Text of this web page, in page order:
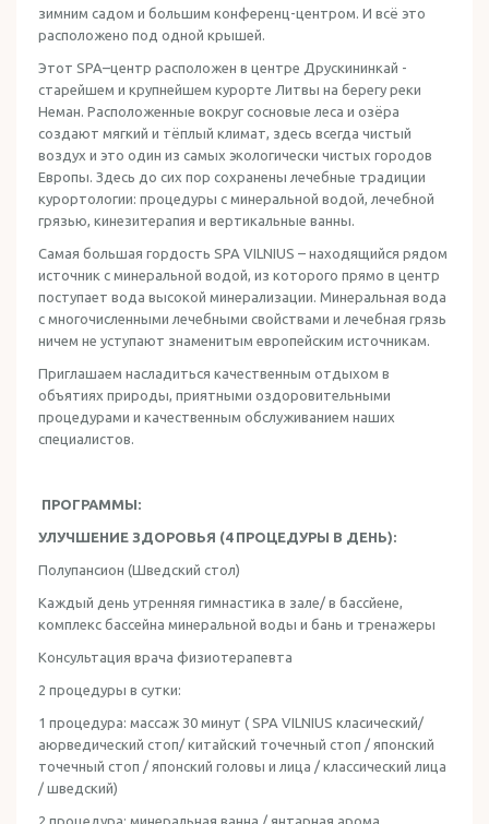
зимним садом и большим конференц-центром. И всё это
расположено под одной крышей.
Этот SPA–центр расположен в центре Друскининкай -
старейшем и крупнейшем курорте Литвы на берегу реки
Неман. Расположенные вокруг сосновые леса и озёра
создают мягкий и тёплый климат, здесь всегда чистый
воздух и это один из самых экологически чистых городов
Европы. Здесь до сих пор сохранены лечебные традиции
курортологии: процедуры с минеральной водой, лечебной
грязью, кинезитерапия и вертикальные ванны.
Самая большая гордость SPA VILNIUS – находящийся рядом
источник с минеральной водой, из которого прямо в центр
поступает вода высокой минерализации. Минеральная вода
с многочисленными лечебными свойствами и лечебная грязь
ничем не уступают знаменитым европейским источникам.
Приглашаем насладиться качественным отдыхом в
объятиях природы, приятными оздоровительными
процедурами и качественным обслуживанием наших
специалистов.
ПРОГРАММЫ:
УЛУЧШЕНИЕ ЗДОРОВЬЯ (4 ПРОЦЕДУРЫ В ДЕНЬ):
Полупансион (Шведский стол)
Каждый день утренняя гимнастика в зале/ в бассйене,
комплекс бассейна минеральной воды и бань и тренажеры
Консультация врача физиотерапевта
2 процедуры в сутки:
1 процедура: массаж 30 минут ( SPA VILNIUS класический/
аюрведический стоп/ китайский точечный стоп / японский
точечный стоп / японский головы и лица / классический лица
/ шведский)
2 процедура: минеральная ванна / янтарная арома